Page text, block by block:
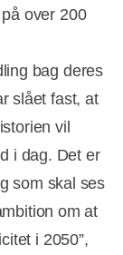
over 200
bag deres
slået fast, at
vil
i dag. Det er
som skal ses
om at
i 2050”,